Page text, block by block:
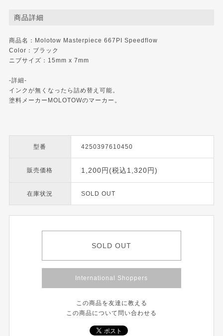
商品詳細
商品名：Molotow Masterpiece 667PI Speedflow
Color：ブラック
ニブサイズ：15mm x 7mm
-詳細-
インクが無くなったら詰め替え可能。
塗料メーカーMOLOTOWのマーカー。
型番 4250397610450
販売価格 1,200円(税込1,320円)
在庫状況 SOLD OUT
SOLD OUT
International Shoppers
この商品を友達に教える
この商品について問い合わせる